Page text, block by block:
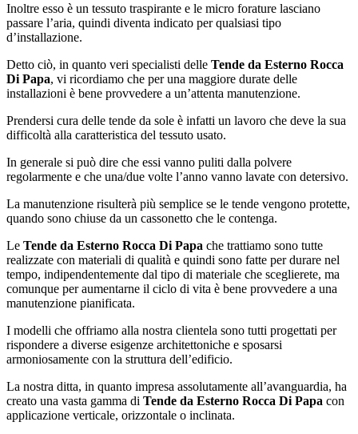
Inoltre esso è un tessuto traspirante e le micro forature lasciano
passare l’aria, quindi diventa indicato per qualsiasi tipo
d’installazione.
Detto ciò, in quanto veri specialisti delle Tende da Esterno Rocca
Di Papa, vi ricordiamo che per una maggiore durate delle
installazioni è bene provvedere a un’attenta manutenzione.
Prendersi cura delle tende da sole è infatti un lavoro che deve la sua
difficoltà alla caratteristica del tessuto usato.
In generale si può dire che essi vanno puliti dalla polvere
regolarmente e che una/due volte l’anno vanno lavate con detersivo.
La manutenzione risulterà più semplice se le tende vengono protette,
quando sono chiuse da un cassonetto che le contenga.
Le Tende da Esterno Rocca Di Papa che trattiamo sono tutte
realizzate con materiali di qualità e quindi sono fatte per durare nel
tempo, indipendentemente dal tipo di materiale che sceglierete, ma
comunque per aumentarne il ciclo di vita è bene provvedere a una
manutenzione pianificata.
I modelli che offriamo alla nostra clientela sono tutti progettati per
rispondere a diverse esigenze architettoniche e sposarsi
armoniosamente con la struttura dell’edificio.
La nostra ditta, in quanto impresa assolutamente all’avanguardia, ha
creato una vasta gamma di Tende da Esterno Rocca Di Papa con
applicazione verticale, orizzontale o inclinata.